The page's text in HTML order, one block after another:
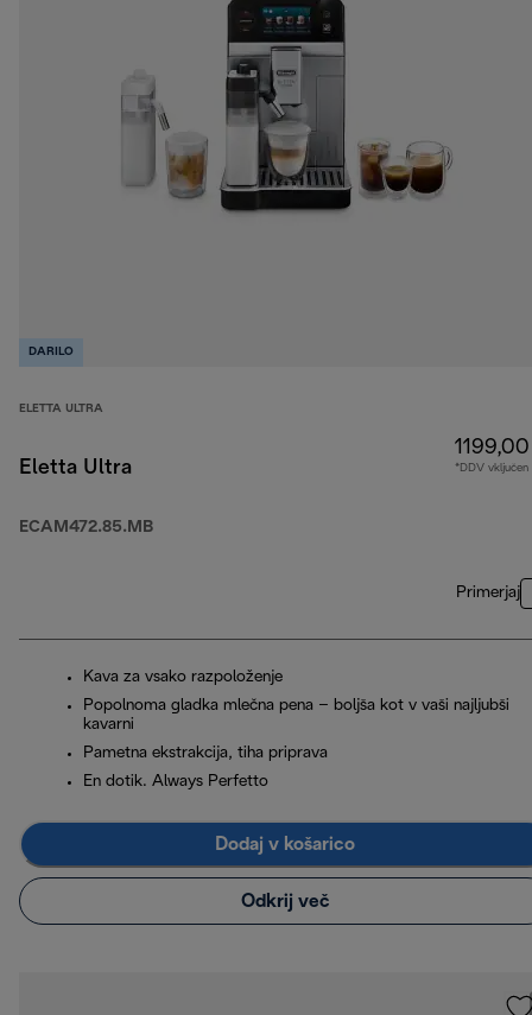
DARILO
ELETTA ULTRA
Eletta Ultra
ECAM472.85.MB
*DDV vključen
Primerjaj
Kava za vsako razpoloženje
Popolnoma gladka mlečna pena – boljša kot v vaši najljubši
kavarni
Pametna ekstrakcija, tiha priprava
En dotik. Always Perfetto
Dodaj v košarico
Odkrij več